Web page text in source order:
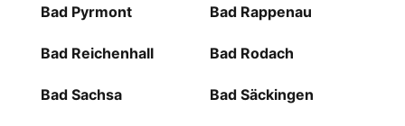
Bad Pyrmont Bad Rappenau
Bad Reichenhall Bad Rodach
Bad Sachsa Bad Säckingen